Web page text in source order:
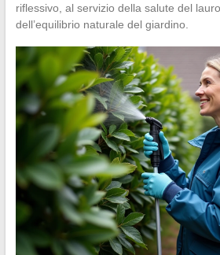
riflessivo, al servizio della salute del
dell’equilibrio naturale del giardino.